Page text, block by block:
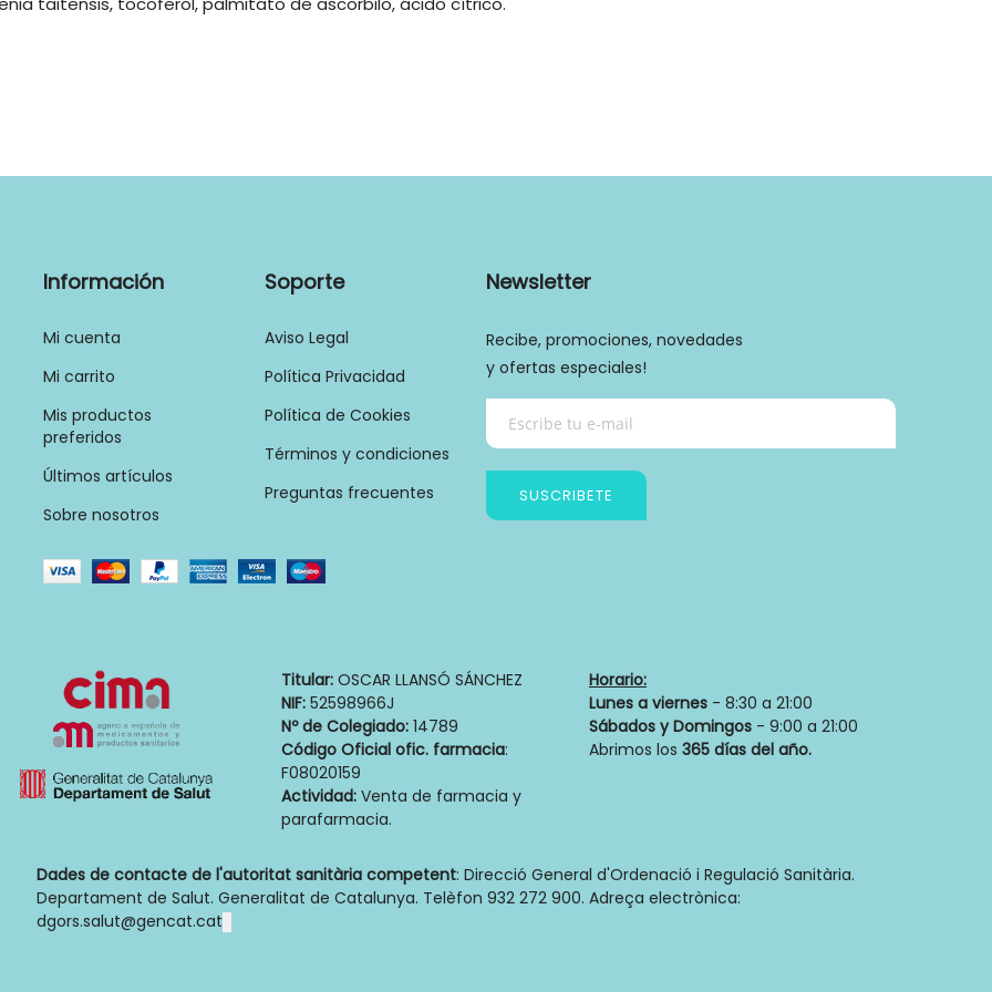
Información
Mi cuenta
Mi carrito
Mis productos
preferidos
Últimos artículos
Sobre nosotros
Soporte
Aviso Legal
Política Privacidad
Política de Cookies
Términos y condiciones
Preguntas frecuentes
Newsletter
Recibe, promociones, novedades
y ofertas especiales!
SUSCRIBETE
Política de privacidad
Titular: OSCAR LLANSÓ SÁNCHEZ
NIF: 52598966J
Nº de Colegiado: 14789
Código Oficial ofic. farmacia:
F08020159
Actividad: Venta de farmacia y
parafarmacia.
Horario:
Lunes a viernes - 8:30 a 21:00
Sábados y Domingos - 9:00 a 21:00
Abrimos los 365 días del año.
Dades de contacte de l'autoritat sanitària competent: Direcció General d'Ordenació i Regulació Sanitària.
Departament de Salut. Generalitat de Catalunya. Telèfon 932 272 900. Adreça electrònica:
dgors.salut@gencat.cat